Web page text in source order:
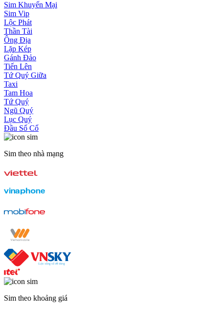
Sim Khuyến Mại
Sim Vip
Lộc Phát
Thần Tài
Ông Địa
Lặp Kép
Gánh Đảo
Tiến Lên
Tứ Quý Giữa
Taxi
Tam Hoa
Tứ Quý
Ngũ Quý
Lục Quý
Đầu Số Cổ
Sim theo nhà mạng
Sim theo khoảng giá